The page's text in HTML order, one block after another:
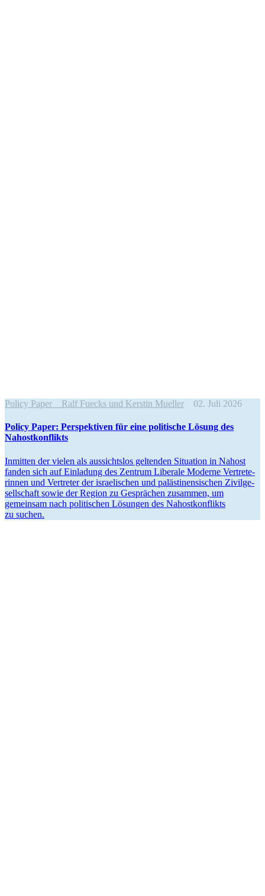
Policy Paper Ralf Fuecks und Kerstin Mueller 02. Juli 2026
Policy Paper: Perspek­tiven für eine politische Lösung des
Nahostkonflikts
Inmitten der vielen als aussichtslos geltenden Situation in Nahost
fanden sich auf Einladung des Zentrum Liberale Moderne Vertre­te­
rinnen und Vertreter der israe­li­schen und paläs­ti­nen­si­schen Zivil­ge­
sell­schaft sowie der Region zu Gesprächen zusammen, um
gemeinsam nach politi­schen Lösungen des Nahost­kon­flikts
zu suchen.